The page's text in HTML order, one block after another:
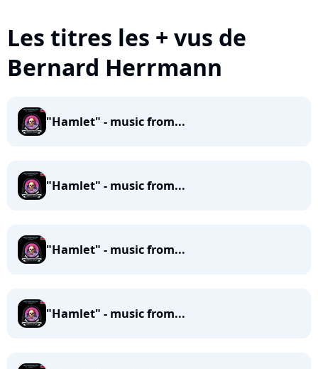
Les titres les + vus de
Bernard Herrmann
"Hamlet" - music from...
"Hamlet" - music from...
"Hamlet" - music from...
"Hamlet" - music from...